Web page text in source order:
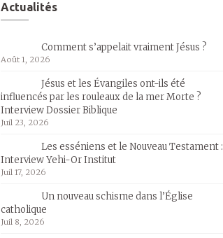
Actualités
Comment s’appelait vraiment Jésus ?
Août 1, 2026
Jésus et les Évangiles ont-ils été
influencés par les rouleaux de la mer Morte ?
Interview Dossier Biblique
Juil 23, 2026
Les esséniens et le Nouveau Testament :
Interview Yehi-Or Institut
Juil 17, 2026
Un nouveau schisme dans l’Église
catholique
Juil 8, 2026